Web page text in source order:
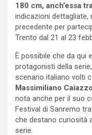
180 cm, anch’essa
indicazioni dettagliate,
precedente per
Trento dal 21 al 23
È possibile che da qui
protagonisti della
scenario italiano volti
Massimiliano
nota anche per il suo
Festival di Sanremo
che destano curiosità
serie.